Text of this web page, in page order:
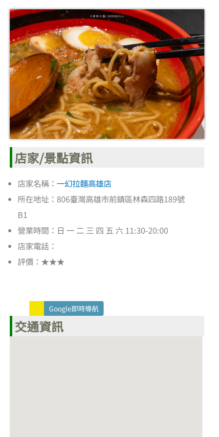
店家/景點資訊
店家名稱：一幻拉麵高雄店
所在地址：806臺灣高雄市前鎮區林森四路189號
B1
營業時間：日 一 二 三 四 五 六 11:30-20:00
店家電話：
評價：★★★
Google即時導航
交通資訊